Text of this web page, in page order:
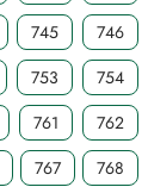
745
746
753
754
761
762
767
768